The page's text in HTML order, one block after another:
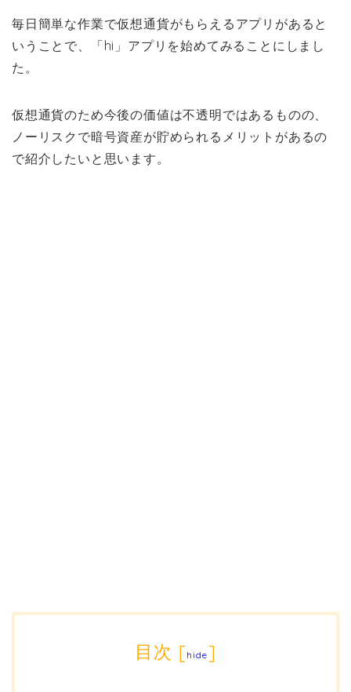
毎日簡単な作業で仮想通貨がもらえるアプリがあると
いうことで、「hi」アプリを始めてみることにしまし
た。
仮想通貨のため今後の価値は不透明ではあるものの、
ノーリスクで暗号資産が貯められるメリットがあるの
で紹介したいと思います。
目次 [hide]